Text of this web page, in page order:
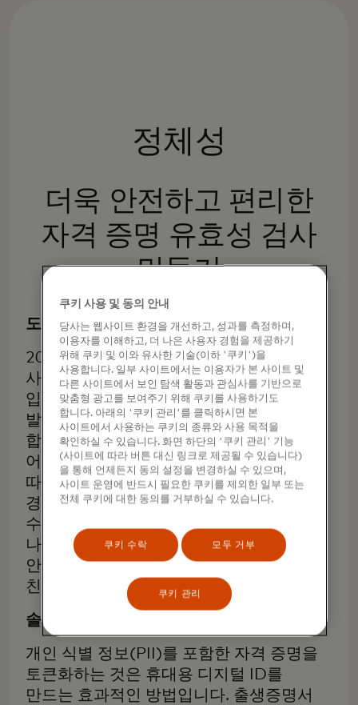
정체성
더욱 안전하고 편리한
자격 증명 유효성 검사
만들기
도전 과제
2023년 미국 소비자와 기업은 온라인
사기로 인해 125억 달러¹의 손실을
입었으며, 새로운 도전과제는 항상
발생하고 있습니다: 생성 AI와 딥페이크는
합성 신원을 더욱 정교하고 탐지하기
어렵게 만들고 있습니다. 최근 설문조사에
따르면 응답자²의 73%(% )가 신원 도용을
경험했으며, 디지털 사기율은 팬데믹 이전
수준보다 80%(%³) 증가한 것으로
나타났습니다. 이를 위해서는 보다
안전하고 내구성이 뛰어나며 사용자
친화적인 신원 확인 방법이 필요합니다.
솔루션
개인 식별 정보(PII)를 포함한 자격 증명을
토큰화하는 것은 휴대용 디지털 ID를
만드는 효과적인 방법입니다. 출생증명서
쿠키 사용 및 동의 안내
당사는 웹사이트 환경을 개선하고, 성과를 측정하며,
이용자를 이해하고, 더 나은 사용자 경험을 제공하기
위해 쿠키 및 이와 유사한 기술(이하 '쿠키')을
사용합니다. 일부 사이트에서는 이용자가 본 사이트 및
다른 사이트에서 보인 탐색 활동과 관심사를 기반으로
맞춤형 광고를 보여주기 위해 쿠키를 사용하기도
합니다. 아래의 '쿠키 관리'를 클릭하시면 본
사이트에서 사용하는 쿠키의 종류와 사용 목적을
확인하실 수 있습니다. 화면 하단의 '쿠키 관리' 기능
(사이트에 따라 버튼 대신 링크로 제공될 수 있습니다)
을 통해 언제든지 동의 설정을 변경하실 수 있으며,
사이트 운영에 반드시 필요한 쿠키를 제외한 일부 또는
전체 쿠키에 대한 동의를 거부하실 수 있습니다.
쿠키 수락 모두 거부
쿠키 관리